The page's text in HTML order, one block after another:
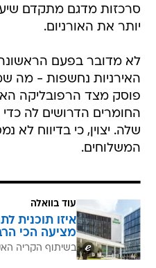
סרכזות מדגם מתקדם
יותר את האורניום.
לא מדובר בפעם
האירניות נחשפות - מה
פוסק מצד הרפובליקה
החומרים הדרושים לה
שלה. יצוין, כי בדיווח לא
המשלוחים.
עוד בוואלה
איזו תוכנית
מציעה הכי
בשיתוף הקריה